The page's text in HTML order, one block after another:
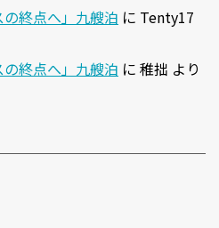
終点へ」九艘泊 に Tenty17
終点へ」九艘泊 に 稚拙 より